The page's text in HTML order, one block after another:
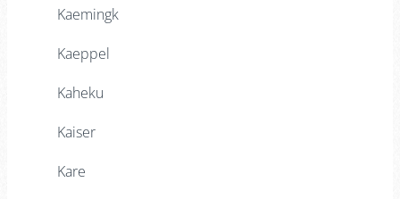
Kaemingk
Kaeppel
Kaheku
Kaiser
Kare